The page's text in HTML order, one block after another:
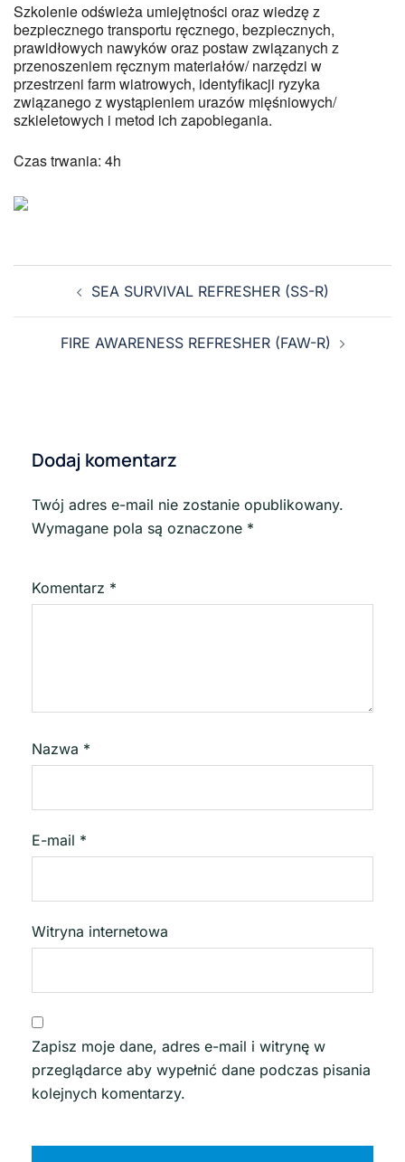
Szkolenie odświeża umiejętności oraz wiedzę z
bezpiecznego transportu ręcznego, bezpiecznych,
prawidłowych nawyków oraz postaw związanych z
przenoszeniem ręcznym materiałów/ narzędzi w
przestrzeni farm wiatrowych, identyfikacji ryzyka
związanego z wystąpieniem urazów mięśniowych/
szkieletowych i metod ich zapobiegania.
Czas trwania: 4h
SEA SURVIVAL REFRESHER (SS-R)
FIRE AWARENESS REFRESHER (FAW-R)
Dodaj komentarz
Twój adres e-mail nie zostanie opublikowany.
Wymagane pola są oznaczone *
Komentarz *
Nazwa *
E-mail *
Witryna internetowa
Zapisz moje dane, adres e-mail i witrynę w
przeglądarce aby wypełnić dane podczas pisania
kolejnych komentarzy.